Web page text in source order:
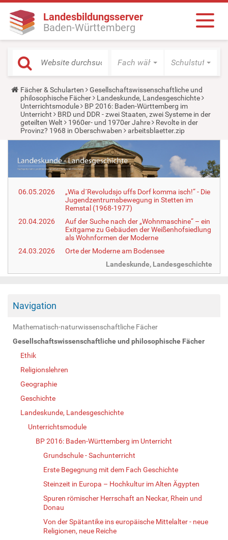
Landesbildungsserver
Baden-Württemberg
Fach wählen Schulstufe
Y
o
u
a
r
e
h
e
:
Fächer & Schularten
Gesellschaftswissenschaftliche und
philosophische Fächer
Landeskunde, Landesgeschichte
Unterrichtsmodule
BP 2016: Baden-Württemberg im
Unterricht
BRD und DDR - zwei Staaten, zwei Systeme in der
geteilten Welt
1960er- und 1970er Jahre
Revolte in der
Provinz? 1968 in Oberschwaben
arbeitsblaetter.zip
06.05.2026
„Wia d´Revoludsjo uffs Dorf komma isch!“ - Die
Jugendzentrumsbewegung in Stetten im
Remstal (1968-1977)
20.04.2026
Auf der Suche nach der „Wohnmaschine“ – ein
Exitgame zu Gebäuden der Weißenhofsiedlung
als Wohnformen der Moderne
24.03.2026
Orte der Moderne am Bodensee
Landeskunde, Landesgeschichte
Navigation
Mathematisch-naturwissenschaftliche Fächer
Gesellschaftswissenschaftliche und philosophische Fächer
Ethik
Religionslehren
Geographie
Geschichte
Landeskunde, Landesgeschichte
Unterrichtsmodule
BP 2016: Baden-Württemberg im Unterricht
Grundschule - Sachunterricht
Erste Begegnung mit dem Fach Geschichte
Steinzeit in Europa – Hochkultur im Alten Ägypten
Spuren römischer Herrschaft an Neckar, Rhein und
Donau
Von der Spätantike ins europäische Mittelalter - neue
Religionen, neue Reiche